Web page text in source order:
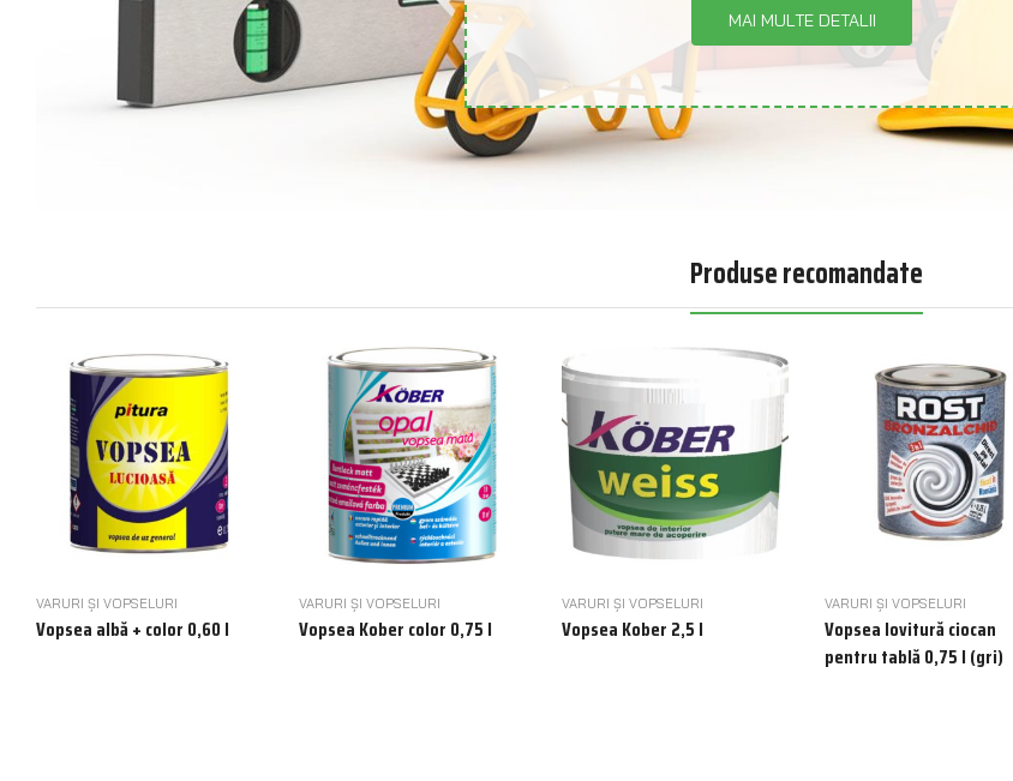
MAI MULTE DETALII
Produse recomandate
VARURI ȘI VOPSELURI
Vopsea albă + color 0,60 l
VARURI ȘI VOPSELURI
Vopsea Kober color 0,75 l
VARURI ȘI VOPSELURI
Vopsea Kober 2,5 l
VARURI ȘI VOPSELURI
Vopsea lovitură ciocan
pentru tablă 0,75 l (gri)